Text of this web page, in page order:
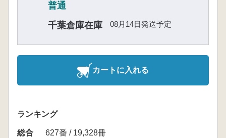
普通
千葉倉庫在庫
08月14日発送予定
カートに入れる
ランキング
総合
627番 / 19,328冊